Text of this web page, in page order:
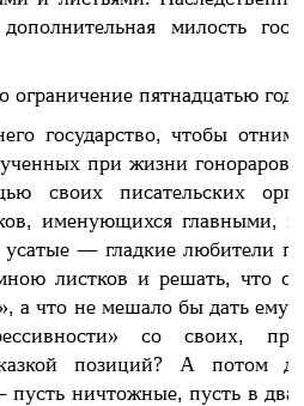
милость
ограничение пятнадцатью
государство, чтобы
при жизни гонораров
своих писательских
именующихся главными,
— гладкие любители
листков и решать, что
а что не мешало бы дать ему
со своих,
позиций? А потом
пусть ничтожные, пусть в два